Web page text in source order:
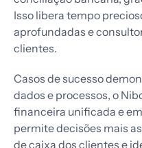
Isso libera tempo
aprofundadas e
clientes.
Casos de sucesso
dados e processos, o
financeira unificada e
permite decisões mais
de caixa dos clientes e